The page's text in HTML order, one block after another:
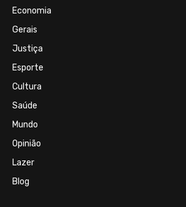
Economia
Gerais
Justiça
Esporte
Cultura
Saúde
Mundo
Opinião
Lazer
Blog